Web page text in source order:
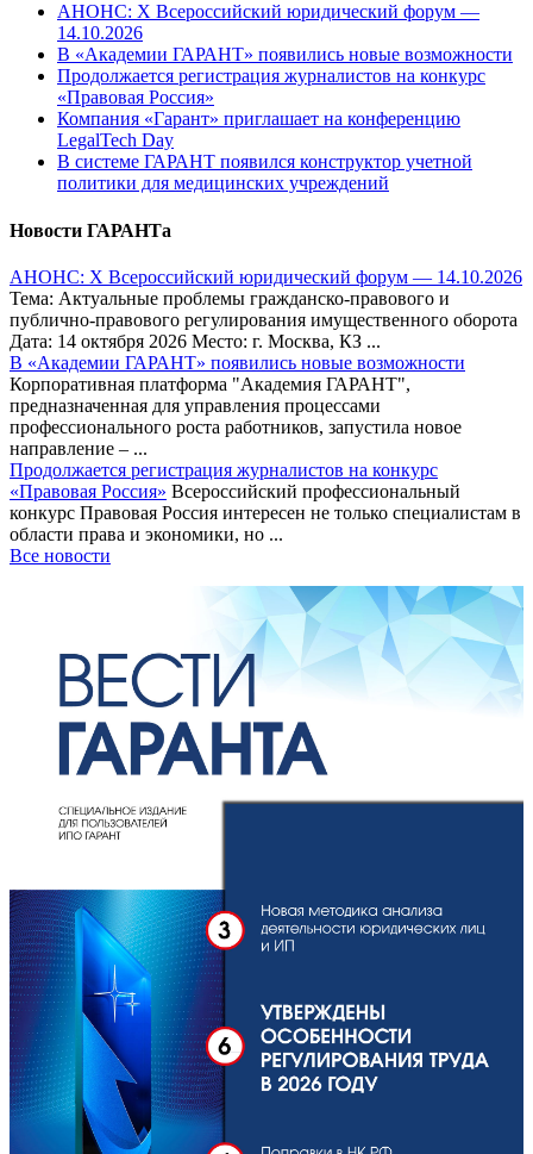
АНОНС: Х Всероссийский юридический форум —
14.10.2026
В «Академии ГАРАНТ» появились новые возможности
Продолжается регистрация журналистов на конкурс
«Правовая Россия»
Компания «Гарант» приглашает на конференцию
LegalTech Day
В системе ГАРАНТ появился конструктор учетной
политики для медицинских учреждений
Новости ГАРАНТа
АНОНС: Х Всероссийский юридический форум — 14.10.2026
Тема: Актуальные проблемы гражданско-правового и
публично-правового регулирования имущественного оборота
Дата: 14 октября 2026 Место: г. Москва, КЗ ...
В «Академии ГАРАНТ» появились новые возможности
Корпоративная платформа "Академия ГАРАНТ",
предназначенная для управления процессами
профессионального роста работников, запустила новое
направление – ...
Продолжается регистрация журналистов на конкурс
«Правовая Россия» Всероссийский профессиональный
конкурс Правовая Россия интересен не только специалистам в
области права и экономики, но ...
Все новости